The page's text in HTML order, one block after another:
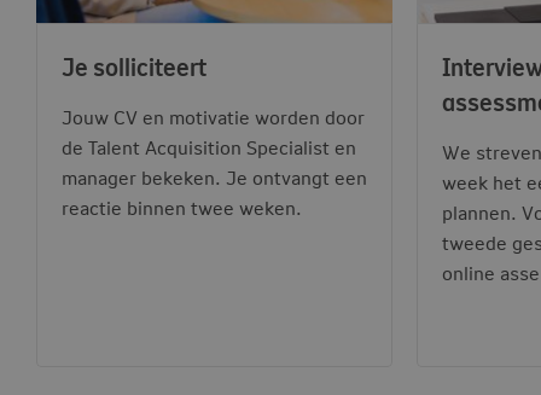
Je solliciteert
Jouw CV en motivatie worden door
de Talent Acquisition Specialist en
manager bekeken. Je ontvangt een
reactie binnen twee weken.
We
week het
plannen.
tweede
online